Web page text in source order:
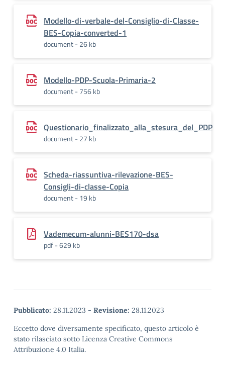
Modello-di-verbale-del-Consiglio-di-Classe-
BES-Copia-converted-1
document - 26 kb
Modello-PDP-Scuola-Primaria-2
document - 756 kb
Questionario_finalizzato_alla_stesura_del_PDP
document - 27 kb
Scheda-riassuntiva-rilevazione-BES-
Consigli-di-classe-Copia
document - 19 kb
Vademecum-alunni-BES170-dsa
pdf - 629 kb
Pubblicato: 28.11.2023 - Revisione: 28.11.2023
Eccetto dove diversamente specificato, questo articolo è
stato rilasciato sotto Licenza Creative Commons
Attribuzione 4.0 Italia.